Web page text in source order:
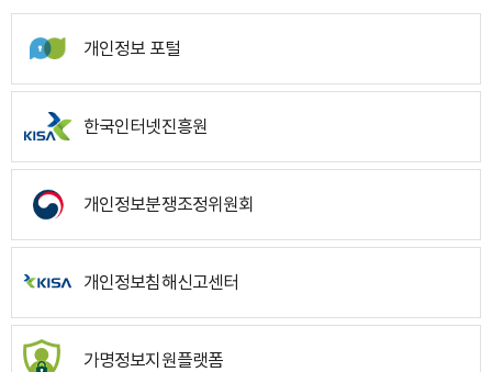
개인정보 포털
한국인터넷진흥원
개인정보분쟁조정위원회
개인정보침해신고센터
가명정보지원플랫폼